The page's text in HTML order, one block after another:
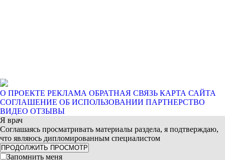
О ПРОЕКТЕ РЕКЛАМА ОБРАТНАЯ СВЯЗЬ КАРТА САЙТА
СОГЛАШЕНИЕ ОБ ИСПОЛЬЗОВАНИИ ПАРТНЕРСТВО
ВИДЕО ОТЗЫВЫ
Я врач
Соглашаясь просматривать материалы раздела, я подтверждаю,
что являюсь дипломированным специалистом
ПРОДОЛЖИТЬ ПРОСМОТР
Запомнить меня